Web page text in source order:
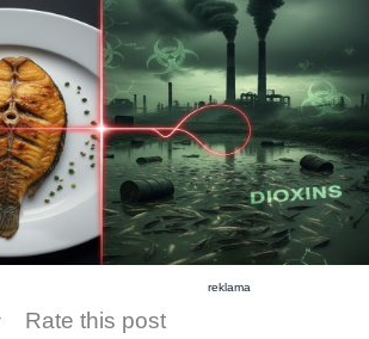
reklama
Rate this post